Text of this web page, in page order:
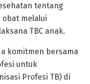
tentang
obat melalui
TBC anak.
komitmen bersama
untuk
Profesi TB) di